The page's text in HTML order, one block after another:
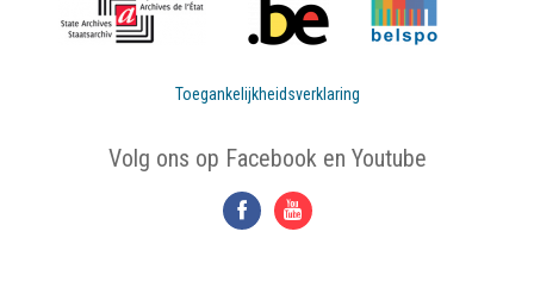
Toegankelijkheidsverklaring
Volg ons op Facebook en Youtube